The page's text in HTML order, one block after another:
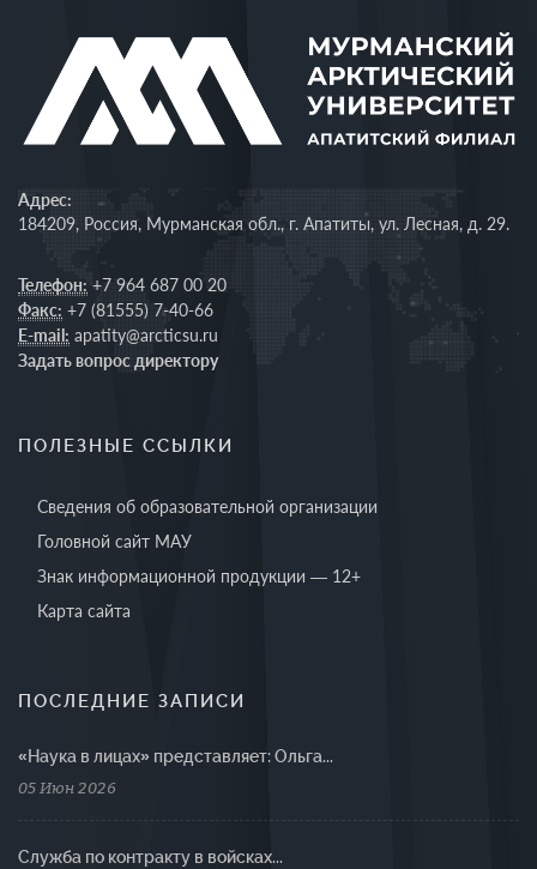
Адрес:
184209, Россия, Мурманская обл., г. Апатиты, ул. Лесная, д. 29.
Телефон: +7 964 687 00 20
Факс: +7 (81555) 7-40-66
E-mail: apatity@arcticsu.ru
Задать вопрос директору
ПОЛЕЗНЫЕ ССЫЛКИ
Сведения об образовательной организации
Головной сайт МАУ
Знак информационной продукции — 12+
Карта сайта
ПОСЛЕДНИЕ ЗАПИСИ
«Наука в лицах» представляет: Ольга...
05 Июн 2026
Cлужба по контракту в войсках...